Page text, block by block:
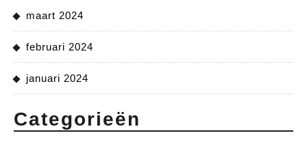
maart 2024
februari 2024
januari 2024
Categorieën